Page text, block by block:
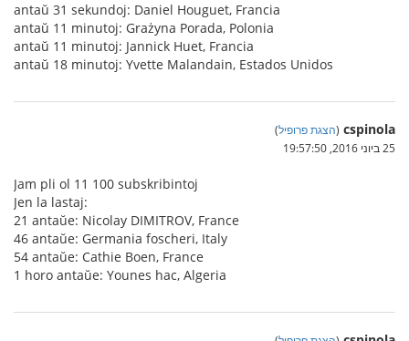
antaŭ 31 sekundoj: Daniel Houguet, Francia
antaŭ 11 minutoj: Grażyna Porada, Polonia
antaŭ 11 minutoj: Jannick Huet, Francia
antaŭ 18 minutoj: Yvette Malandain, Estados Unidos
cspinola
(הצגת פרופיל)
25 ביוני 2016, 19:57:50
Jam pli ol 11 100 subskribintoj
Jen la lastaj:
21 antaŭe: Nicolay DIMITROV, France
46 antaŭe: Germania foscheri, Italy
54 antaŭe: Cathie Boen, France
1 horo antaŭe: Younes hac, Algeria